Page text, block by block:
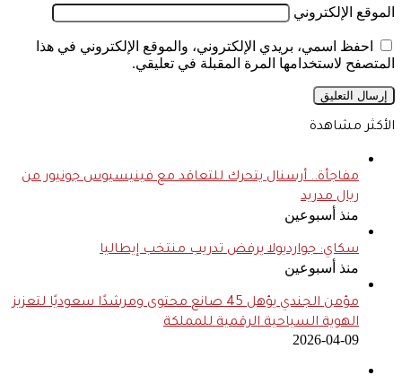
الموقع الإلكتروني
احفظ اسمي، بريدي الإلكتروني، والموقع الإلكتروني في هذا
المتصفح لاستخدامها المرة المقبلة في تعليقي.
الأكثر مشاهدة
مفاجأة.. أرسنال يتحرك للتعاقد مع فينيسيوس جونيور من
ريال مدريد
منذ أسبوعين
سكاي: جوارديولا يرفض تدريب منتخب إيطاليا
منذ أسبوعين
مؤمن الجندي يؤهل 45 صانع محتوى ومرشدًا سعوديًا لتعزيز
الهوية السياحية الرقمية للمملكة
2026-04-09